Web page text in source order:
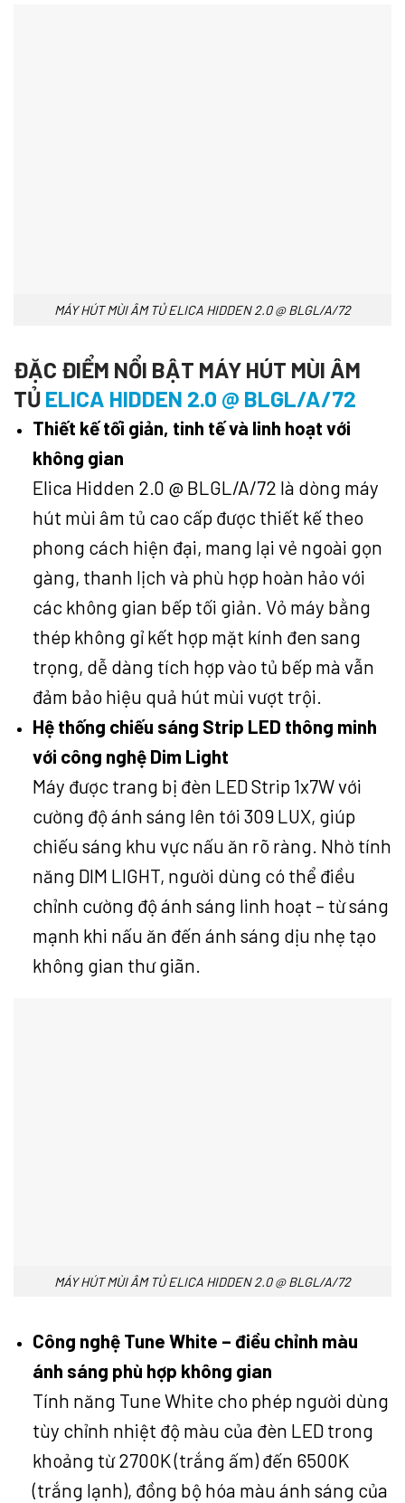
MÁY HÚT MÙI ÂM TỦ ELICA HIDDEN 2.0 @ BLGL/A/72
ĐẶC ĐIỂM NỔI BẬT MÁY HÚT MÙI ÂM
TỦ ELICA HIDDEN 2.0 @ BLGL/A/72
Thiết kế tối giản, tinh tế và linh hoạt với
không gian
Elica Hidden 2.0 @ BLGL/A/72 là dòng máy
hút mùi âm tủ cao cấp được thiết kế theo
phong cách hiện đại, mang lại vẻ ngoài gọn
gàng, thanh lịch và phù hợp hoàn hảo với
các không gian bếp tối giản. Vỏ máy bằng
thép không gỉ kết hợp mặt kính đen sang
trọng, dễ dàng tích hợp vào tủ bếp mà vẫn
đảm bảo hiệu quả hút mùi vượt trội.
Hệ thống chiếu sáng Strip LED thông minh
với công nghệ Dim Light
Máy được trang bị đèn LED Strip 1x7W với
cường độ ánh sáng lên tới 309 LUX, giúp
chiếu sáng khu vực nấu ăn rõ ràng. Nhờ tính
năng DIM LIGHT, người dùng có thể điều
chỉnh cường độ ánh sáng linh hoạt – từ sáng
mạnh khi nấu ăn đến ánh sáng dịu nhẹ tạo
không gian thư giãn.
MÁY HÚT MÙI ÂM TỦ ELICA HIDDEN 2.0 @ BLGL/A/72
Công nghệ Tune White – điều chỉnh màu
ánh sáng phù hợp không gian
Tính năng Tune White cho phép người dùng
tùy chỉnh nhiệt độ màu của đèn LED trong
khoảng từ 2700K (trắng ấm) đến 6500K
(trắng lạnh), đồng bộ hóa màu ánh sáng của